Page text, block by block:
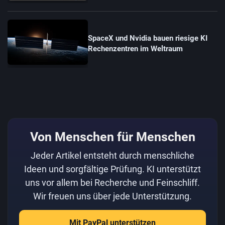
SpaceX und Nvidia bauen riesige KI
Rechenzentren im Weltraum
Von Menschen für Menschen
Jeder Artikel entsteht durch menschliche
Ideen und sorgfältige Prüfung. KI unterstützt
uns vor allem bei Recherche und Feinschliff.
Wir freuen uns über jede Unterstützung.
Mit PayPal unterstützen